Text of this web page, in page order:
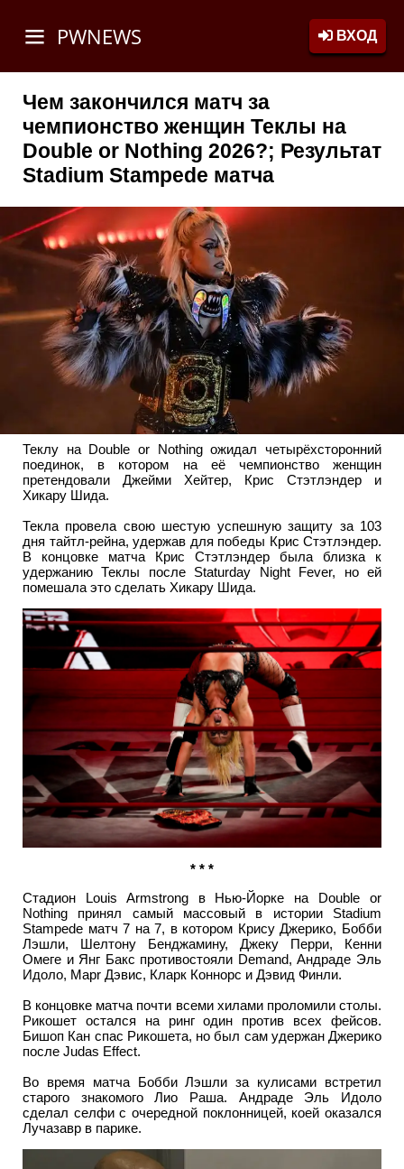
PWNEWS ВХОД
Чем закончился матч за
чемпионство женщин Теклы на
Double or Nothing 2026?; Результат
Stadium Stampede матча
Теклу на Double or Nothing ожидал четырёхсторонний
поединок, в котором на её чемпионство женщин
претендовали Джейми Хейтер, Крис Стэтлэндер и
Хикару Шида.
Текла провела свою шестую успешную защиту за 103
дня тайтл-рейна, удержав для победы Крис Стэтлэндер.
В концовке матча Крис Стэтлэндер была близка к
удержанию Теклы после Staturday Night Fever, но ей
помешала это сделать Хикару Шида.
* * *
Стадион Louis Armstrong в Нью-Йорке на Double or
Nothing принял самый массовый в истории Stadium
Stampede матч 7 на 7, в котором Крису Джерико, Бобби
Лэшли, Шелтону Бенджамину, Джеку Перри, Кенни
Омеге и Янг Бакс противостояли Demand, Андраде Эль
Идоло, Марr Дэвис, Кларк Коннорс и Дэвид Финли.
В концовке матча почти всеми хилами проломили столы.
Рикошет остался на ринг один против всех фейсов.
Бишоп Кан спас Рикошета, но был сам удержан Джерико
после Judas Effect.
Во время матча Бобби Лэшли за кулисами встретил
старого знакомого Лио Раша. Андраде Эль Идоло
сделал селфи с очередной поклонницей, коей оказался
Лучазавр в парике.